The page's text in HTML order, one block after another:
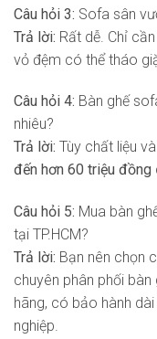
Câu hỏi 3: Sofa sân
Trả lời: Rất dễ. Chỉ
vỏ đệm có thể tháo
Câu hỏi 4: Bàn ghế
nhiêu?
Trả lời: Tùy chất liệu
đến hơn 60 triệu đồng
Câu hỏi 5: Mua bàn
tại TP.HCM?
Trả lời: Bạn nên chọn
chuyên phân phối
hãng, có bảo hành
nghiệp.